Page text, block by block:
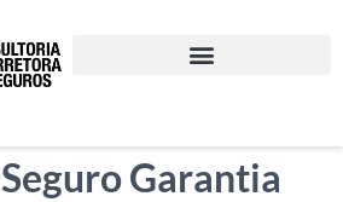
Garantia